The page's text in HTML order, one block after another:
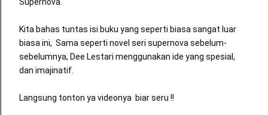
Kita bahas tuntas isi buku yang seperti biasa sangat luar
biasa ini,  Sama seperti novel seri supernova sebelum-
sebelumnya, Dee Lestari menggunakan ide yang spesial,
dan imajinatif.
Langsung tonton ya videonya  biar seru !!